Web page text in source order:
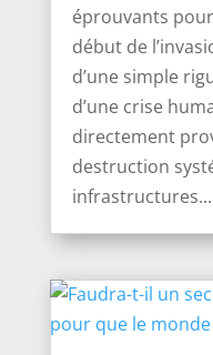
éprouvants
début de
d’une simple
d’une crise
directement
destruction
infrastructures...